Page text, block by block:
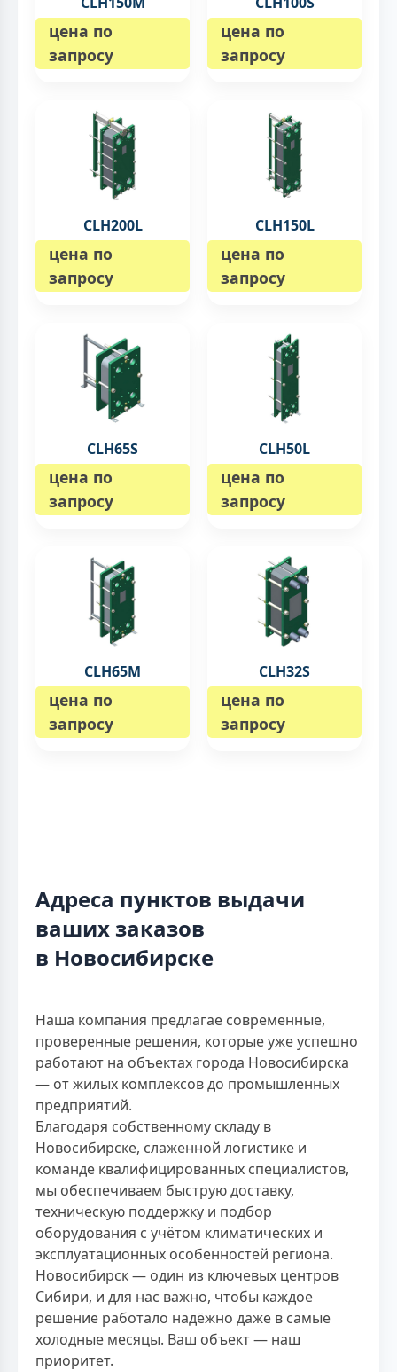
цена по
запросу
цена по
запросу
CLH200L
цена по
запросу
CLH150L
цена по
запросу
CLH65S
цена по
запросу
CLH50L
цена по
запросу
CLH65M
цена по
запросу
CLH32S
цена по
запросу
Адреса пунктов выдачи
ваших заказов
в Новосибирске
Наша компания предлагае современные,
проверенные решения, которые уже успешно
работают на объектах города Новосибирска
— от жилых комплексов до промышленных
предприятий.
Благодаря собственному складу в
Новосибирске, слаженной логистике и
команде квалифицированных специалистов,
мы обеспечиваем быструю доставку,
техническую поддержку и подбор
оборудования с учётом климатических и
эксплуатационных особенностей региона.
Новосибирск — один из ключевых центров
Сибири, и для нас важно, чтобы каждое
решение работало надёжно даже в самые
холодные месяцы. Ваш объект — наш
приоритет.